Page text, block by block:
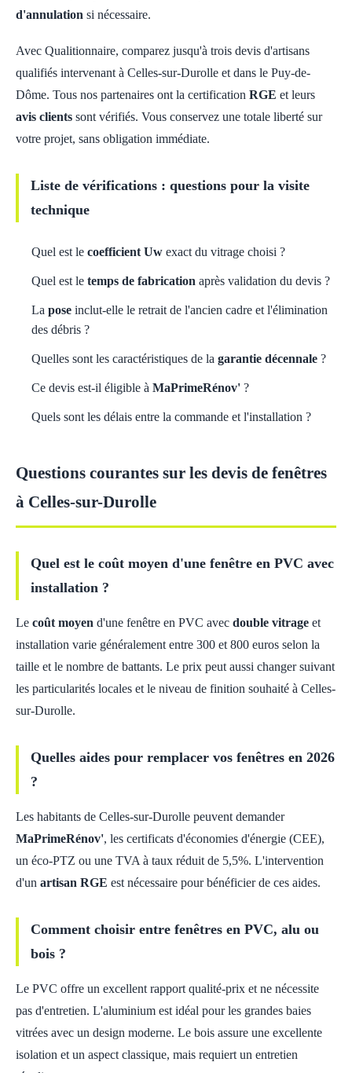
d'annulation si nécessaire.
Avec Qualitionnaire, comparez jusqu'à trois devis d'artisans
qualifiés intervenant à Celles-sur-Durolle et dans le Puy-de-
Dôme. Tous nos partenaires ont la certification RGE et leurs
avis clients sont vérifiés. Vous conservez une totale liberté sur
votre projet, sans obligation immédiate.
Liste de vérifications : questions pour la visite
technique
Quel est le coefficient Uw exact du vitrage choisi ?
Quel est le temps de fabrication après validation du devis ?
La pose inclut-elle le retrait de l'ancien cadre et l'élimination
des débris ?
Quelles sont les caractéristiques de la garantie décennale ?
Ce devis est-il éligible à MaPrimeRénov' ?
Quels sont les délais entre la commande et l'installation ?
Questions courantes sur les devis de fenêtres
à Celles-sur-Durolle
Quel est le coût moyen d'une fenêtre en PVC avec
installation ?
Le coût moyen d'une fenêtre en PVC avec double vitrage et
installation varie généralement entre 300 et 800 euros selon la
taille et le nombre de battants. Le prix peut aussi changer suivant
les particularités locales et le niveau de finition souhaité à Celles-
sur-Durolle.
Quelles aides pour remplacer vos fenêtres en 2026
?
Les habitants de Celles-sur-Durolle peuvent demander
MaPrimeRénov', les certificats d'économies d'énergie (CEE),
un éco-PTZ ou une TVA à taux réduit de 5,5%. L'intervention
d'un artisan RGE est nécessaire pour bénéficier de ces aides.
Comment choisir entre fenêtres en PVC, alu ou
bois ?
Le PVC offre un excellent rapport qualité-prix et ne nécessite
pas d'entretien. L'aluminium est idéal pour les grandes baies
vitrées avec un design moderne. Le bois assure une excellente
isolation et un aspect classique, mais requiert un entretien